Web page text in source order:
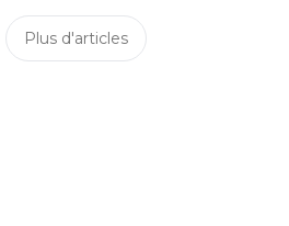
Plus d'articles